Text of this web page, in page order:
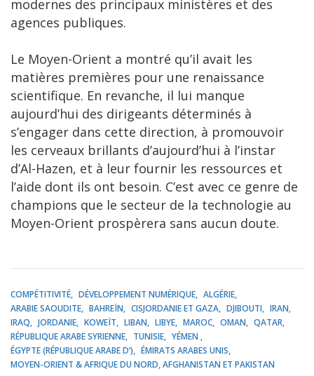
modernes des principaux ministères et des
agences publiques.
Le Moyen-Orient a montré qu’il avait les
matières premières pour une renaissance
scientifique. En revanche, il lui manque
aujourd’hui des dirigeants déterminés à
s’engager dans cette direction, à promouvoir
les cerveaux brillants d’aujourd’hui à l’instar
d’Al-Hazen, et à leur fournir les ressources et
l’aide dont ils ont besoin. C’est avec ce genre de
champions que le secteur de la technologie au
Moyen-Orient prospèrera sans aucun doute.
COMPÉTITIVITÉ DÉVELOPPEMENT NUMÉRIQUE
ALGÉRIE
ARABIE SAOUDITE
BAHREÏN CISJORDANIE ET GAZA DJIBOUTI
IRAN
IRAQ
JORDANIE KOWEÏT LIBAN LIBYE MAROC OMAN
QATAR
RÉPUBLIQUE ARABE SYRIENNE
TUNISIE
YÉMEN
ÉGYPTE (RÉPUBLIQUE ARABE D’)
ÉMIRATS ARABES UNIS
MOYEN-ORIENT & AFRIQUE DU NORD, AFGHANISTAN ET PAKISTAN